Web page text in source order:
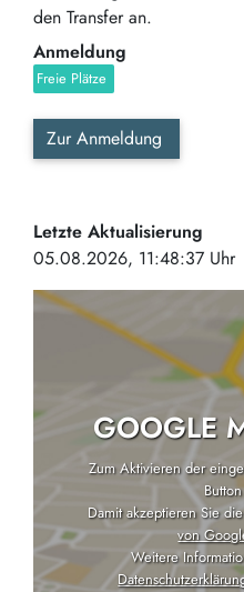
den Transfer an.
Anmeldung
Freie Plätze
Zur Anmeldung
Letzte Aktualisierung
05.08.2026, 11:48:37 Uhr
GOOGLE
Zum Aktivieren der
Damit akzeptieren Sie
von
Weitere